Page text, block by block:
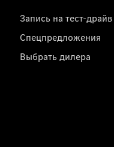
Запись на тест-драйв
Спецпредложения
Выбрать дилера